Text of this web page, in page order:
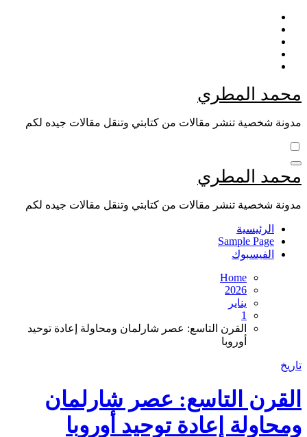
Skip
content
محمد المطري
مدونة شخصية تنشر مقالات من كتابتي وتنقل مقالات جيده لكم
محمد المطري
مدونة شخصية تنشر مقالات من كتابتي وتنقل مقالات جيده لكم
الرئيسية
Sample Page
الفيسبوك
Home
2026
يناير
1
القرن التاسع: عصر شارلمان ومحاولة إعادة توحيد
أوروبا
تاريخ
القرن التاسع: عصر شارلمان
ومحاولة إعادة توحيد أوروبا